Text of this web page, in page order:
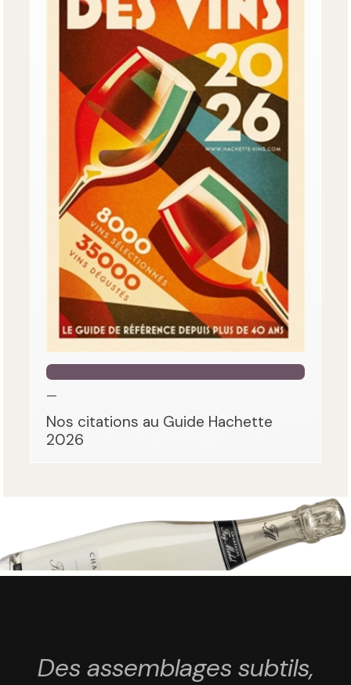
—
Nos citations au Guide Hachette
2026
Des assemblages subtils,